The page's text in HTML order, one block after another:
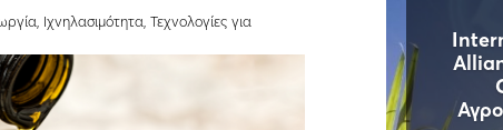
Ιχνηλασιμότητα ,Τεχνολογίες για